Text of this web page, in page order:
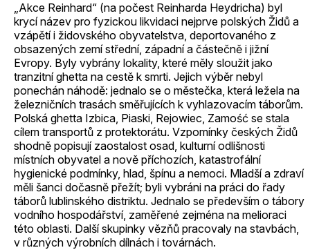
„Akce Reinhard“ (na počest Reinharda Heydricha) byl
krycí název pro fyzickou likvidaci nejprve polských Židů a
vzápětí i židovského obyvatelstva, deportovaného z
obsazených zemí střední, západní a částečně i jižní
Evropy. Byly vybrány lokality, které měly sloužit jako
tranzitní ghetta na cestě k smrti. Jejich výběr nebyl
ponechán náhodě: jednalo se o městečka, která ležela na
železničních trasách směřujících k vyhlazovacím táborům.
Polská ghetta Izbica, Piaski, Rejowiec, Zamość se stala
cílem transportů z protektorátu. Vzpomínky českých Židů
shodně popisují zaostalost osad, kulturní odlišnosti
místních obyvatel a nově příchozích, katastrofální
hygienické podmínky, hlad, špínu a nemoci. Mladší a zdraví
měli šanci dočasně přežít; byli vybráni na práci do řady
táborů lublinského distriktu. Jednalo se především o tábory
vodního hospodářství, zaměřené zejména na melioraci
této oblasti. Další skupinky vězňů pracovaly na stavbách,
v různých výrobních dílnách i továrnách.